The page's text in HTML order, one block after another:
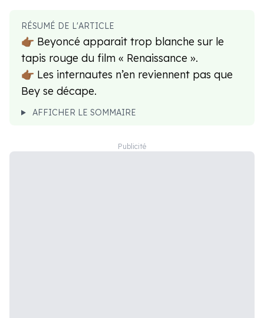
RÉSUMÉ DE L'ARTICLE
👉🏾 Beyoncé apparait trop blanche sur le
tapis rouge du film « Renaissance ».
👉🏾 Les internautes n’en reviennent pas que
Bey se décape.
AFFICHER LE SOMMAIRE